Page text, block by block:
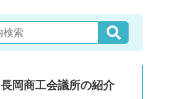
長岡商工会議所の紹介